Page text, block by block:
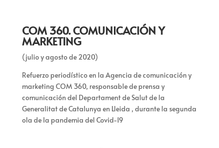
COM 360. COMUNICACIÓN Y
MARKETING
(julio y agosto de 2020)
Refuerzo periodístico en la Agencia de comunicación y
marketing COM 360, responsable de prensa y
comunicación del Departament de Salut de la
Generalitat de Catalunya en Lleida , durante la segunda
ola de la pandemia del Covid-19